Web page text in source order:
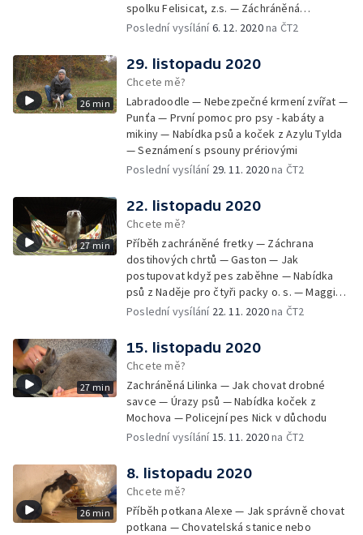
spolku Felisicat, z.s. — Záchráněná
labradorka Terezka
Poslední vysílání6. 12. 2020na ČT2
26 min
29. listopadu 2020
Chcete mě?
Labradoodle — Nebezpečné krmení zvířat —
Punťa — První pomoc pro psy - kabáty a
mikiny — Nabídka psů a koček z Azylu Tylda
— Seznámení s psouny prériovými
Poslední vysílání 29. 11. 2020na ČT2
27 min
22. listopadu 2020
Chcete mě?
Příběh zachráněné fretky — Záchrana
dostihových chrtů — Gaston — Jak
postupovat když pes zaběhne — Nabídka
psů z Naděje pro čtyři packy o. s. — Maggie -
aktivní stáří v kočárku
Poslední vysílání 22. 11. 2020na ČT2
27 min
15. listopadu 2020
Chcete mě?
Zachráněná Lilinka — Jak chovat drobné
savce — Úrazy psů — Nabídka koček z
Mochova — Policejní pes Nick v důchodu
Poslední vysílání15. 11. 2020na ČT2
26 min
8. listopadu 2020
Chcete mě?
Příběh potkana Alexe — Jak správně chovat
potkana — Chovatelská stanice nebo